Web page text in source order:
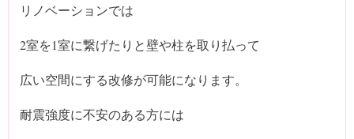
リノベーションでは
2室を1室に繋げたりと壁や柱を取り払って
広い空間にする改修が可能になります。
耐震強度に不安のある方には